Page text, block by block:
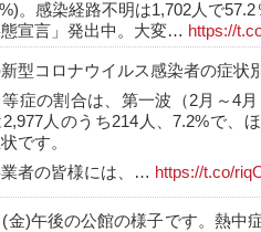
。感染経路不明は1,702人で57.2
態宣言」発出中。大変… https://
型コロナウイルス感染者の症状
症の割合は、第一波（2月～4
2,977人のうち214人、7.2%で、
です。
者の皆様には、… https://t.co/
金)午後の公館の様子です。熱中